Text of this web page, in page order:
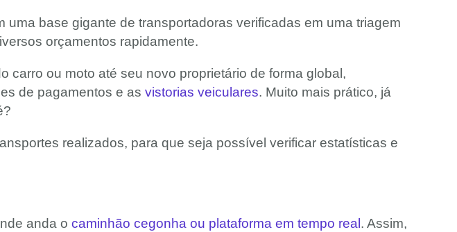
base gigante de transportadoras verificadas em uma triagem
orçamentos rapidamente.
carro ou moto até seu novo proprietário de forma global,
de pagamentos e as vistorias veiculares. Muito mais prático, já
realizados, para que seja possível verificar estatísticas e
anda o caminhão cegonha ou plataforma em tempo real . Assim,